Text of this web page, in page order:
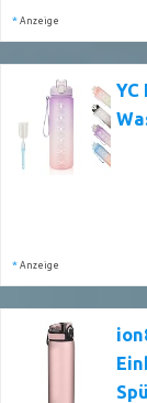
* Anzeige
YC
* Anzeige